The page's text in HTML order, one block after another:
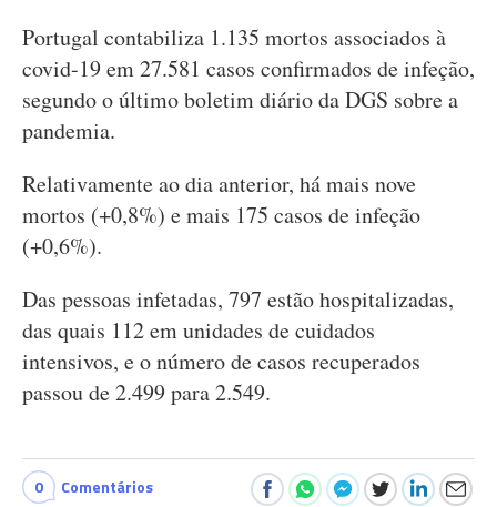
Portugal contabiliza 1.135 mortos associados à
covid-19 em 27.581 casos confirmados de infeção,
segundo o último boletim diário da DGS sobre a
pandemia.
Relativamente ao dia anterior, há mais nove
mortos (+0,8%) e mais 175 casos de infeção
(+0,6%).
Das pessoas infetadas, 797 estão hospitalizadas,
das quais 112 em unidades de cuidados
intensivos, e o número de casos recuperados
passou de 2.499 para 2.549.
0 Comentários